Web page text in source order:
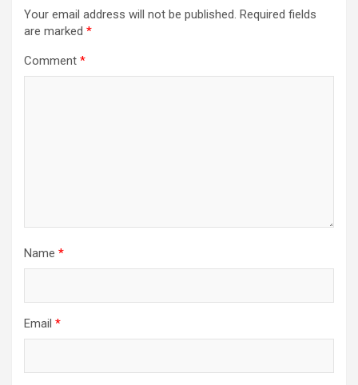
Your email address will not be published. Required fields
are marked *
Comment *
Name *
Email *